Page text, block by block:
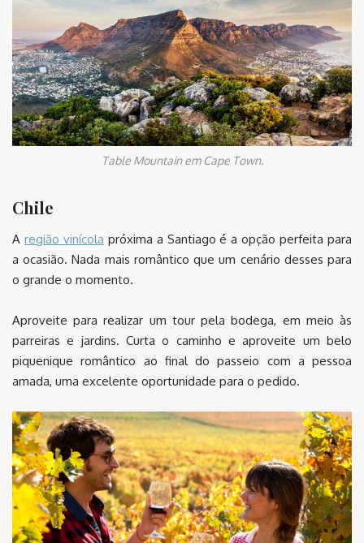
Table Mountain em Cape Town.
Chile
A região vinícola próxima a Santiago é a opção perfeita para
a ocasião. Nada mais romântico que um cenário desses para
o grande o momento.
Aproveite para realizar um tour pela bodega, em meio às
parreiras e jardins. Curta o caminho e aproveite um belo
piquenique romântico ao final do passeio com a pessoa
amada, uma excelente oportunidade para o pedido.